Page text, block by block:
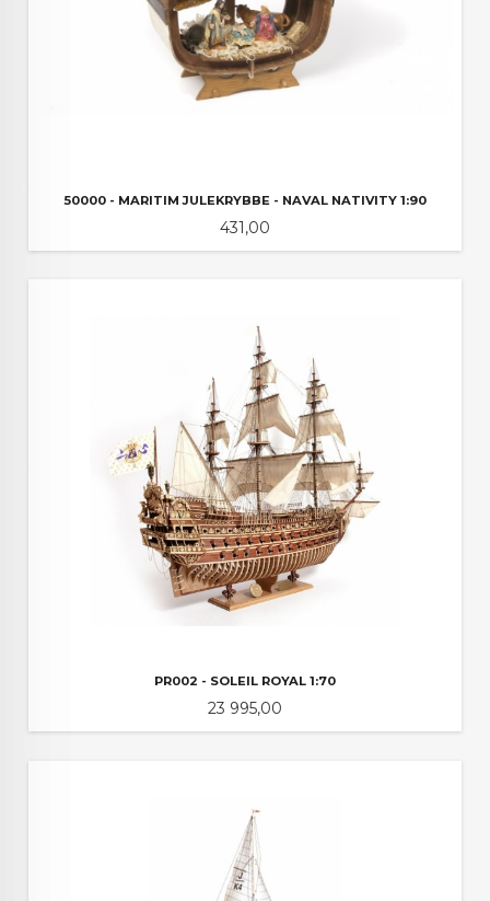
50000 - MARITIM JULEKRYBBE - NAVAL NATIVITY 1:90
Pris
431,00
PR002 - SOLEIL ROYAL 1:70
Pris
23 995,00